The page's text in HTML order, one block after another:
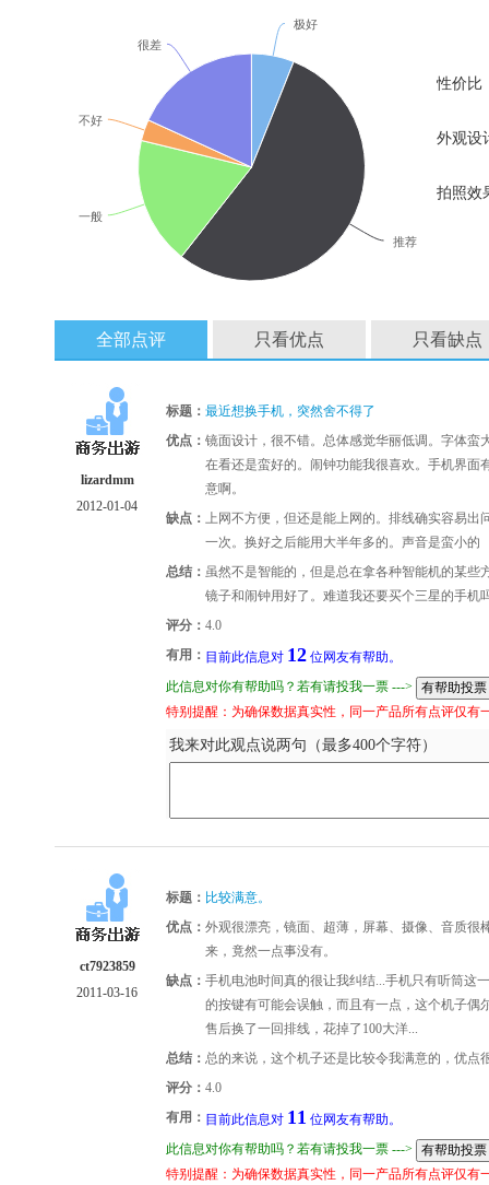
极好
推荐
一般
不好
很差
性价比
外观设
拍照效
全部点评 只看优点 只看缺点
lizardmm
2012-01-04
标题： 最近想换手机，突然舍不得了
优点： 镜面设计，很不错。总体感觉华丽低调。字体
在看还是蛮好的。闹钟功能我很喜欢。手机界
意啊。
缺点： 上网不方便，但还是能上网的。排线确实容易出
一次。换好之后能用大半年多的。声音是蛮小的
总结： 虽然不是智能的，但是总在拿各种智能机的某
镜子和闹钟用好了。难道我还要买个三星的手机
评分： 4.0
有用： 目前此信息对 12 位网友有帮助。
此信息对你有帮助吗？若有请投我一票 --->
特别提醒：为确保数据真实性，同一产品所有点评仅有
我来对此观点说两句（最多400个字符）
ct7923859
2011-03-16
标题： 比较满意。
优点： 外观很漂亮，镜面、超薄，屏幕、摄像、音质
来，竟然一点事没有。
缺点： 手机电池时间真的很让我纠结...手机只有听筒这
的按键有可能会误触，而且有一点，这个机子偶
售后换了一回排线，花掉了100大洋...
总结： 总的来说，这个机子还是比较令我满意的，优点
评分： 4.0
有用： 目前此信息对 11 位网友有帮助。
此信息对你有帮助吗？若有请投我一票 --->
特别提醒：为确保数据真实性，同一产品所有点评仅有